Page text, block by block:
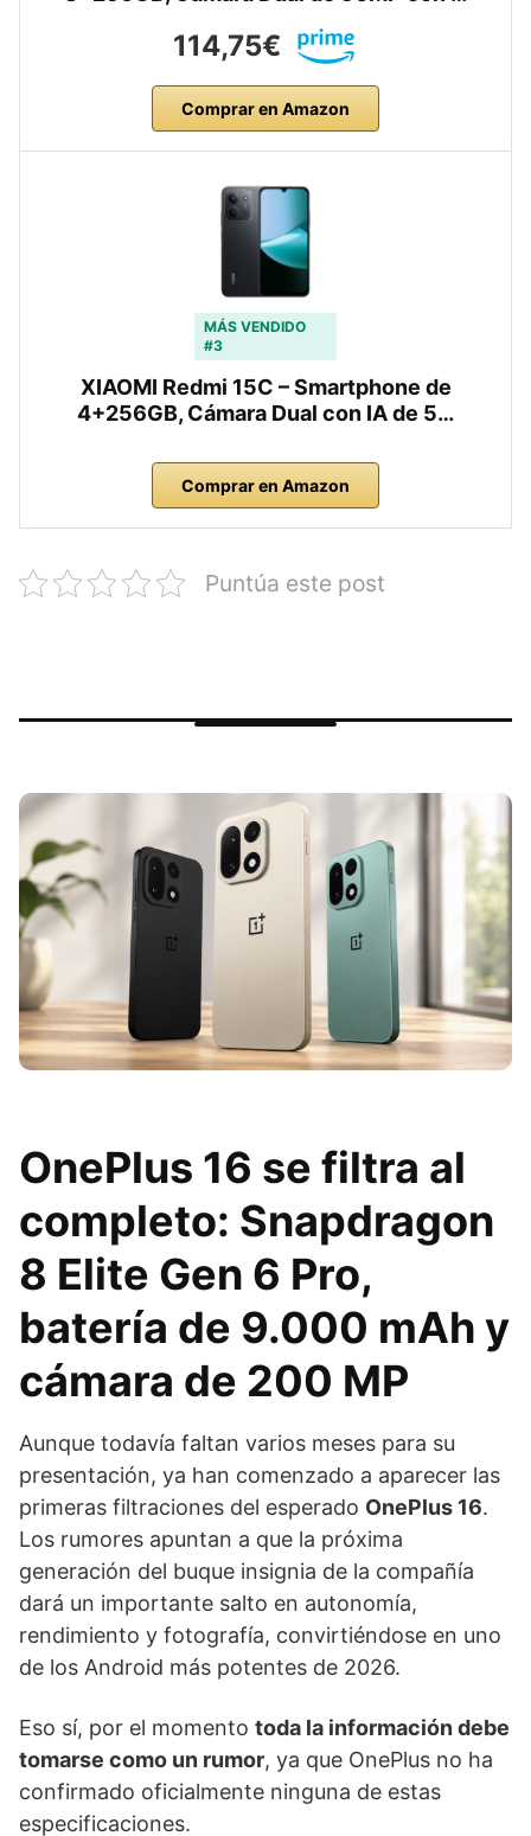
114,75€
Comprar en Amazon
MÁS VENDIDO
#3
XIAOMI Redmi 15C – Smartphone de
4+256GB, Cámara Dual con IA de 5…
Comprar en Amazon
Puntúa este post
OnePlus 16 se filtra al
completo: Snapdragon
8 Elite Gen 6 Pro,
batería de 9.000 mAh y
cámara de 200 MP
Aunque todavía faltan varios meses para su
presentación, ya han comenzado a aparecer las
primeras filtraciones del esperado OnePlus 16.
Los rumores apuntan a que la próxima
generación del buque insignia de la compañía
dará un importante salto en autonomía,
rendimiento y fotografía, convirtiéndose en uno
de los Android más potentes de 2026.
Eso sí, por el momento toda la información debe
tomarse como un rumor, ya que OnePlus no ha
confirmado oficialmente ninguna de estas
especificaciones.